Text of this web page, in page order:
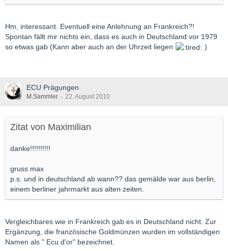
Hm, interessant. Eventuell eine Anlehnung an Frankreich?!
Spontan fällt mir nichts ein, dass es auch in Deutschland vor 1979
so etwas gab (Kann aber auch an der Uhrzeit liegen
)
ECU Prägungen
M.Sammler 22. August 2010
Zitat von Maximilian
danke!!!!!!!!!!
gruss max
p.s. und in deutschland ab wann?? das gemälde war aus berlin,
einem berliner jahrmarkt aus alten zeiten.
Vergleichbares wie in Frankreich gab es in Deutschland nicht. Zur
Ergänzung, die französische Goldmünzen wurden im vollständigen
Namen als " Ecu d'or" bezeichnet.